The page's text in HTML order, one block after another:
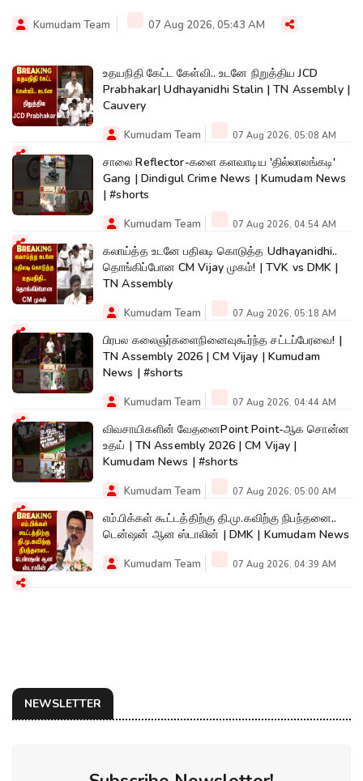
Kumudam Team 07 Aug 2026, 05:43 AM
உதயநிதி கேட்ட கேள்வி.. உடனே நிறுத்திய JCD
Prabhakar| Udhayanidhi Stalin | TN Assembly |
Cauvery
Kumudam Team 07 Aug 2026, 05:08 AM
சாலை Reflector-களை களவாடிய 'தில்லாலங்கடி'
Gang | Dindigul Crime News | Kumudam News
| #shorts
Kumudam Team 07 Aug 2026, 04:54 AM
கலாய்த்த உடனே பதிலடி கொடுத்த Udhayanidhi..
தொங்கிப்போன CM Vijay முகம்! | TVK vs DMK |
TN Assembly
Kumudam Team 07 Aug 2026, 05:18 AM
பிரபல கலைஞர்களைநினைவுகூர்ந்த சட்டப்பேரவை! |
TN Assembly 2026 | CM Vijay | Kumudam
News | #shorts
Kumudam Team 07 Aug 2026, 04:44 AM
விவசாயிகளின் வேதனைPoint Point-ஆக சொன்ன
உதய் | TN Assembly 2026 | CM Vijay |
Kumudam News | #shorts
Kumudam Team 07 Aug 2026, 05:00 AM
எம்.பிக்கள் கூட்டத்திற்கு தி.மு.கவிற்கு நிபந்தனை..
டென்ஷன் ஆன ஸ்டாலின் | DMK | Kumudam News
Kumudam Team 07 Aug 2026, 04:39 AM
NEWSLETTER